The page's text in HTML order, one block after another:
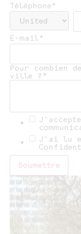
Téléphone *
E-mail*
Pour combien
ville ? *
J'ai lu